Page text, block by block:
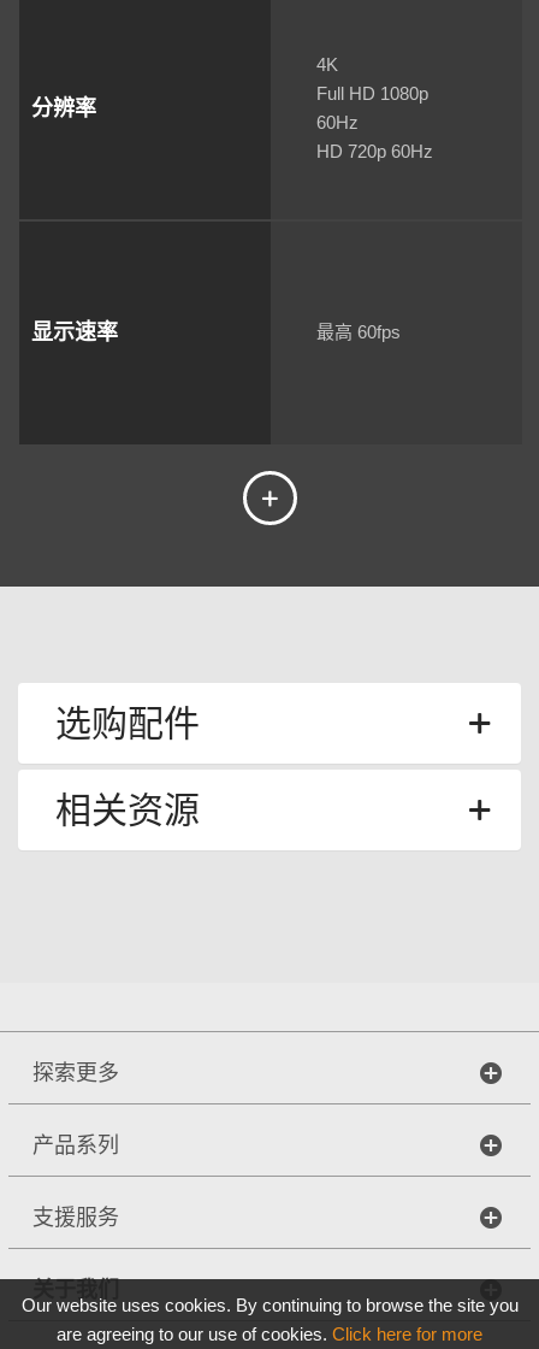
分辨率
4K
Full HD 1080p
60Hz
HD 720p 60Hz
显示速率 最高 60fps
选购配件
相关资源
探索更多
产品系列
支援服务
Our website uses cookies. By continuing to browse the site you
are agreeing to our use of cookies. Click here for more